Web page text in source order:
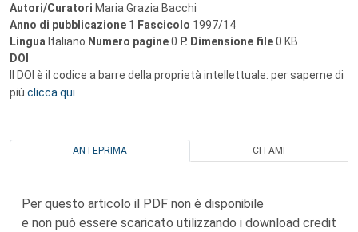
Autori/Curatori Maria Grazia Bacchi
Anno di pubblicazione 1 Fascicolo 1997/14
Lingua Italiano Numero pagine0 P. Dimensione file0 KB
DOI
Il DOI è il codice a barre della proprietà intellettuale: per saperne di
più clicca qui
ANTEPRIMA CITAMI
Per questo articolo il PDF non è disponibile
e non può essere scaricato utilizzando i download credit